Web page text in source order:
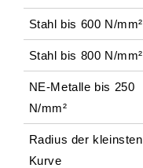
Stahl bis 600 N/mm²
Stahl bis 800 N/mm²
NE-Metalle bis 250
N/mm²
Radius der kleinsten
Kurve